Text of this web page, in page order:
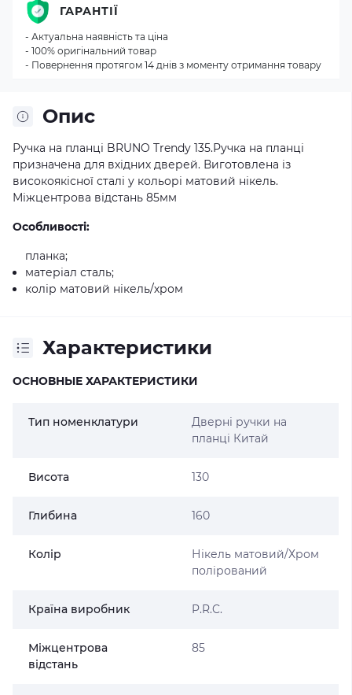
Опис
Ручка на планці BRUNO Trendy 135.Ручка на планці
призначена для вхідних дверей. Виготовлена із
високоякісної сталі у кольорі матовий нікель.
Міжцентрова відстань 85мм
Особливості:
планка;
матеріал сталь;
колір матовий нікель/хром
Характеристики
ОСНОВНЫЕ ХАРАКТЕРИСТИКИ
Тип номенклатури
Дверні ручки на
планці Китай
Висота 130
Глибина 160
Колір
Нікель матовий/Хром
полірований
Країна виробник P.R.C.
Міжцентрова
відстань
85
ГАРАНТІЇ
- Актуальна наявність та ціна
- 100% оригінальний товар
- Повернення протягом 14 днів з моменту отримання товару